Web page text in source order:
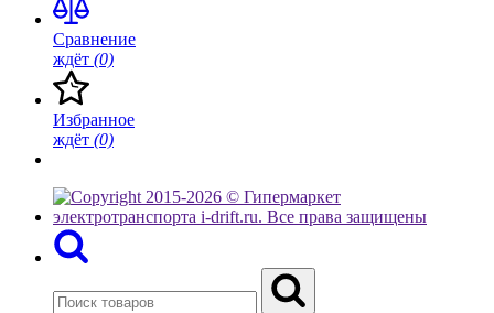
Сравнение
ждёт (0)
Избранное
ждёт (0)